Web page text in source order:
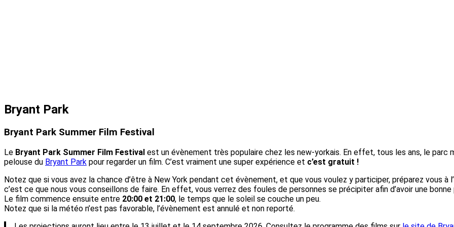
Bryant Park
Bryant Park Summer Film Festival
Le Bryant Park Summer Film Festival est un évènement très populaire chez les new-yorkais. En effet, tous les ans, le parc
pelouse du Bryant Park pour regarder un film. C’est vraiment une super expérience et c’est gratuit !
Notez que si vous avez la chance d’être à New York pendant cet évènement, et que vous voulez y participer, préparez vous à
c’est ce que nous vous conseillons de faire. En effet, vous verrez des foules de personnes se précipiter afin d’avoir une bonne
Le film commence ensuite entre 20:00 et 21:00, le temps que le soleil se couche un peu.
Notez que si la météo n’est pas favorable, l’évènement est annulé et non reporté.